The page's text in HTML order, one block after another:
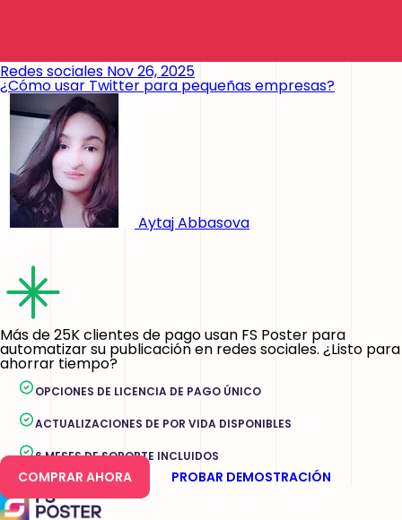
Redes sociales Nov 26, 2025
¿Cómo usar Twitter para pequeñas empresas?
Aytaj Abbasova
Más de 25K clientes de pago usan FS Poster para
automatizar su publicación en redes sociales. ¿Listo para
ahorrar tiempo?
OPCIONES DE LICENCIA DE PAGO ÚNICO
ACTUALIZACIONES DE POR VIDA DISPONIBLES
6 MESES DE SOPORTE INCLUIDOS
COMPRAR AHORA PROBAR DEMOSTRACIÓN